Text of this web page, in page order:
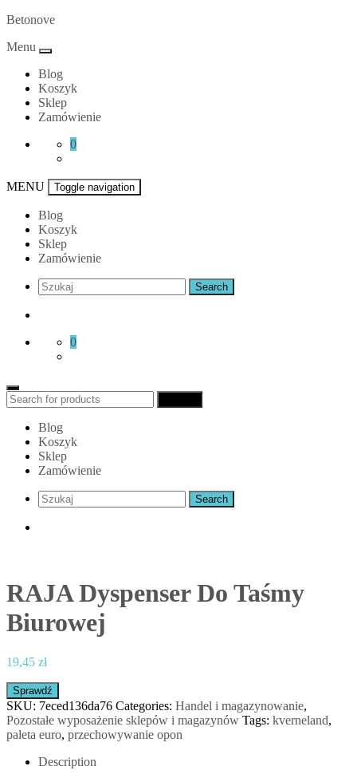
Skip
content
Betonove
Menu
Blog
Koszyk
Sklep
Zamówienie
0
MENU Toggle navigation
Blog
Koszyk
Sklep
Zamówienie
0
Search
for:
Blog
Koszyk
Sklep
Zamówienie
RAJA Dyspenser Do Taśmy
Biurowej
19,45 zł
Sprawdź
SKU: 7eced136da76 Categories: Handel i magazynowanie,
Pozostałe wyposażenie sklepów i magazynów Tags: kverneland,
paleta euro, przechowywanie opon
Description